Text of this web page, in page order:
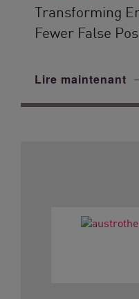
Transforming
Fewer False
Lire maintenant